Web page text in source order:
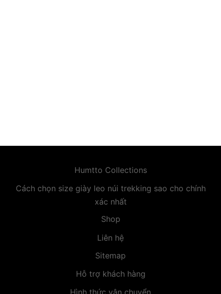
Humtto Collections
Cách chọn size giày leo núi trekking sao cho chính
xác nhất
Shop
Liên hệ
Sitemap
Hỗ trợ khách hàng
Hình thức vận chuyển